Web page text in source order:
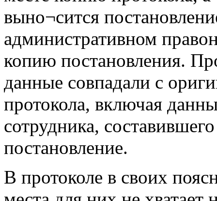
выно¬сится
административном
копию постановления.
данные совпадали с
протокола, включая
сотрудника,
постановление.
В протоколе в своих